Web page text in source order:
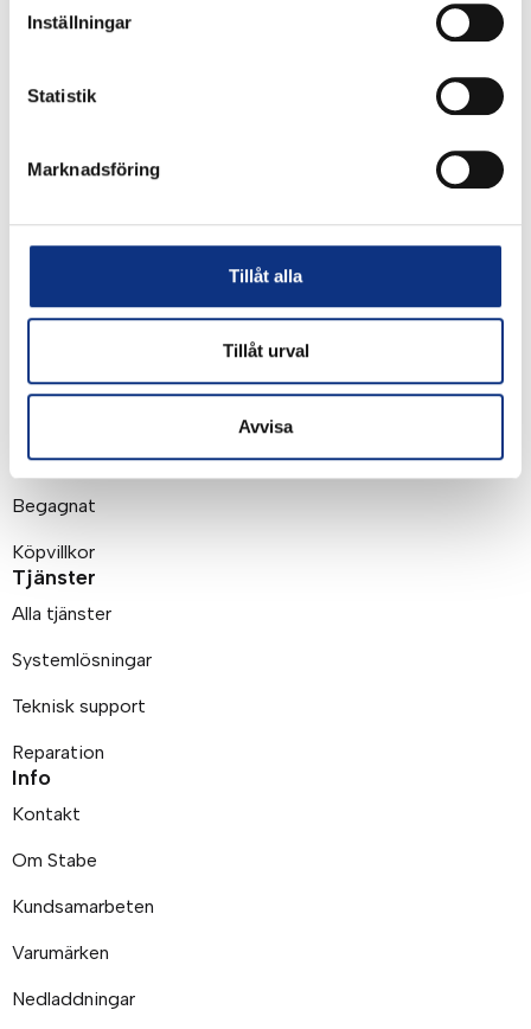
Inställningar
Statistik
Marknadsföring
Tillåt alla
Tillåt urval
Avvisa
Om företaget
Stabe AB
Karlsrovägen 60
Sverige
Produkter
Elfordon
Begagnat
Köpvillkor
Tjänster
Alla tjänster
Systemlösningar
Teknisk support
Reparation
Info
Kontakt
Om Stabe
Kundsamarbeten
Varumärken
Nedladdningar